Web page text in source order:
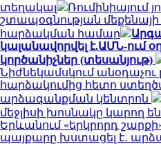
տեղակալ
Ռումինիայում
շտապօգնության
հարձակման համար
կալանավորվել է.ԱՄՆ-ում
կործանիչներ (տեսանյութ)
Նիժնեկամսկում անօդաչու
հարձակումից հետո
արձագանքման կենտրոն
մեջլիսի խոսնակը կարող
Երևանում «երկրորդ
պայքարը խստացել է․